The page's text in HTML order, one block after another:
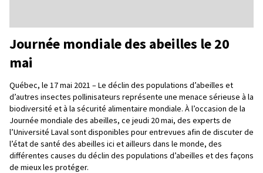
Journée mondiale des abeilles le 20
mai
Québec, le 17 mai 2021 – Le déclin des populations d’abeilles et
d’autres insectes pollinisateurs représente une menace sérieuse à la
biodiversité et à la sécurité alimentaire mondiale. À l’occasion de la
Journée mondiale des abeilles, ce jeudi 20 mai, des experts de
l’Université Laval sont disponibles pour entrevues afin de discuter de
l’état de santé des abeilles ici et ailleurs dans le monde, des
différentes causes du déclin des populations d’abeilles et des façons
de mieux les protéger.